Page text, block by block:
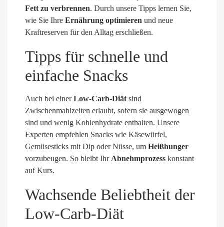
Fett zu verbrennen. Durch unsere Tipps lernen Sie,
wie Sie Ihre Ernährung optimieren und neue
Kraftreserven für den Alltag erschließen.
Tipps für schnelle und
einfache Snacks
Auch bei einerLow-Carb-Diät sind
Zwischenmahlzeiten erlaubt, sofern sie ausgewogen
sind und wenig Kohlenhydrate enthalten. Unsere
Experten empfehlen Snacks wie Käsewürfel,
Gemüsesticks mit Dip oder Nüsse, um Heißhunger
vorzubeugen. So bleibt Ihr Abnehmprozess konstant
auf Kurs.
Wachsende Beliebtheit der
Low-Carb-Diät